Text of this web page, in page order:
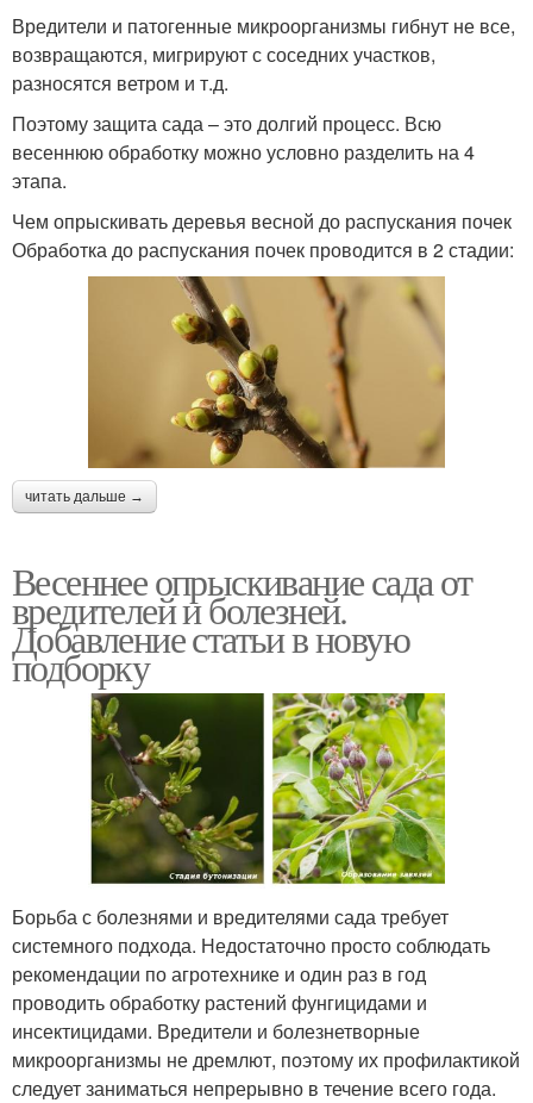
Вредители и патогенные микроорганизмы гибнут не все,
возвращаются, мигрируют с соседних участков,
разносятся ветром и т.д.
Поэтому защита сада – это долгий процесс. Всю
весеннюю обработку можно условно разделить на 4
этапа.
Чем опрыскивать деревья весной до распускания почек
Обработка до распускания почек проводится в 2 стадии:
читать дальше →
Весеннее опрыскивание сада от
вредителей и болезней.
Добавление статьи в новую
подборку
Борьба с болезнями и вредителями сада требует
системного подхода. Недостаточно просто соблюдать
рекомендации по агротехнике и один раз в год
проводить обработку растений фунгицидами и
инсектицидами. Вредители и болезнетворные
микроорганизмы не дремлют, поэтому их профилактикой
следует заниматься непрерывно в течение всего года.